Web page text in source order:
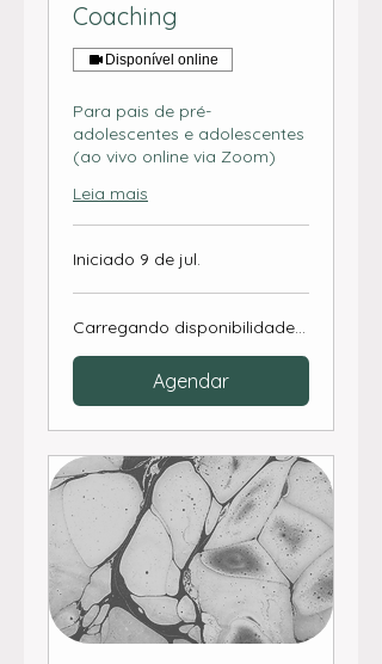
Coaching
Disponível online
Para pais de pré-
adolescentes e adolescentes
(ao vivo online via Zoom)
Leia mais
Iniciado 9 de jul.
Carregando disponibilidade...
Agendar